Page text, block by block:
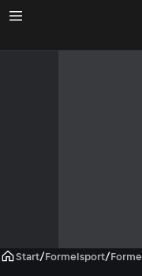
Start/Formelsport/